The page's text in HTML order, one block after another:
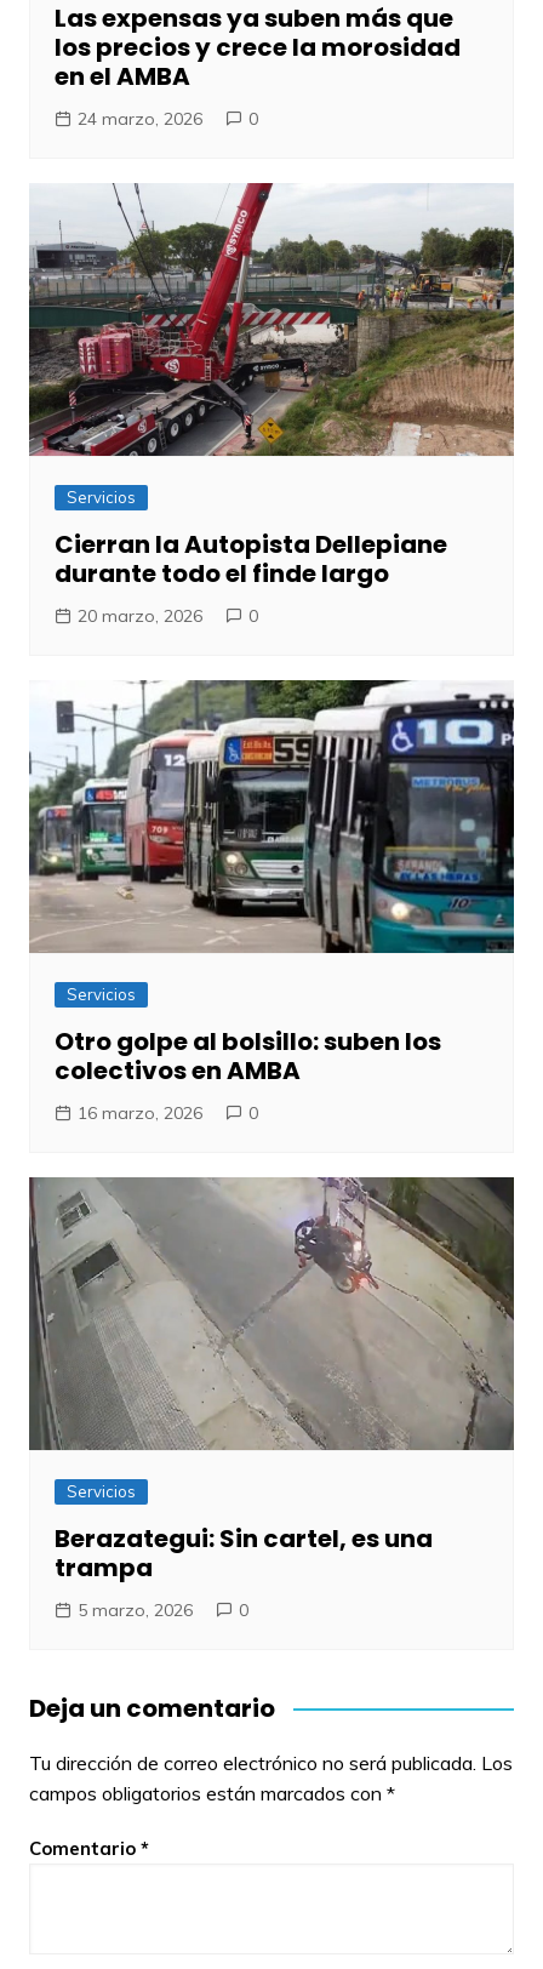
Las expensas ya suben más que
los precios y crece la morosidad
en el AMBA
24 marzo, 2026 0
Servicios
Cierran la Autopista Dellepiane
durante todo el finde largo
20 marzo, 2026 0
Servicios
Otro golpe al bolsillo: suben los
colectivos en AMBA
16 marzo, 2026 0
Servicios
Berazategui: Sin cartel, es una
trampa
5 marzo, 2026 0
Deja un comentario
Tu dirección de correo electrónico no será publicada. Los
campos obligatorios están marcados con *
Comentario *